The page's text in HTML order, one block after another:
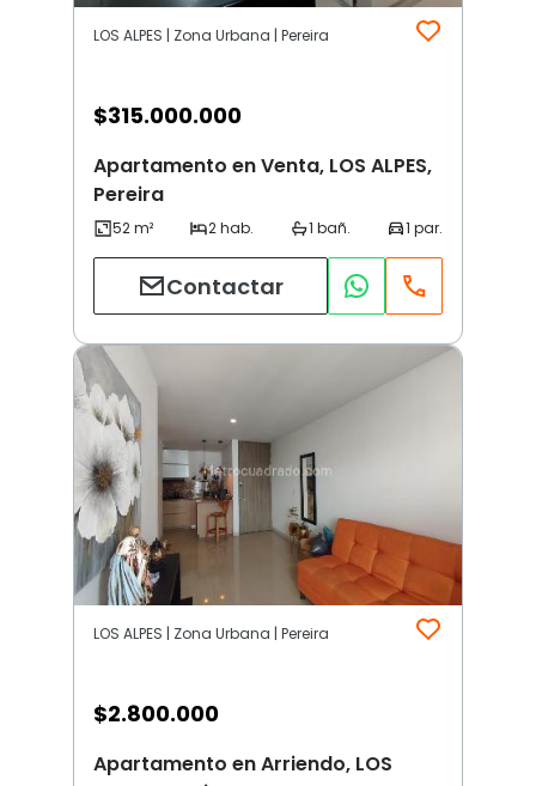
LOS ALPES | Zona Urbana | Pereira
$315.000.000
Apartamento en Venta, LOS ALPES,
Pereira
Contactar
LOS ALPES | Zona Urbana | Pereira
$2.800.000
Apartamento en Arriendo, LOS